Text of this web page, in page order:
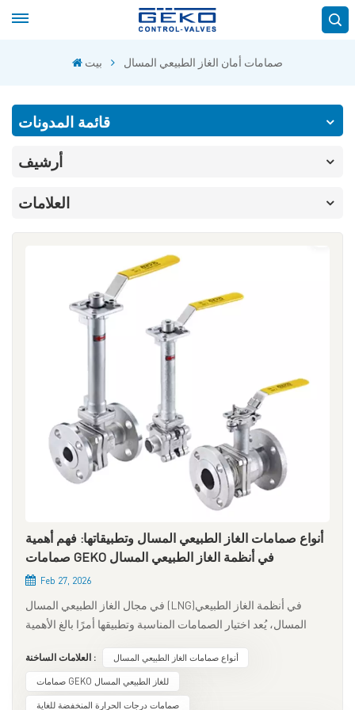
بيت صمامات أمان الغاز الطبيعي المسال
قائمة المدونات
أرشيف
العلامات
أنواع صمامات الغاز الطبيعي المسال وتطبيقاتها: فهم أهمية
صمامات GEKO في أنظمة الغاز الطبيعي المسال
Feb 27, 2026
في مجال الغاز الطبيعي المسال (LNG)في أنظمة الغاز الطبيعي
المسال، يُعد اختيار الصمامات المناسبة وتطبيقها أمرًا بالغ الأهمية
واسع في مختلف مراحل إنتاج الغاز الطبيعي المسال، بدءًا من
التخزين وحتى النقل. ومن بين أبرز العلامات التجارية لحلول صمامات
الغاز الطبيعي المسال، تبرز GEKO بفضل ابتكاراتها ومعاييرها العالية
العلامات الساخنة :
أنواع صمامات الغاز الطبيعي المسال
صمامات GEKO للغاز الطبيعي المسال
صمامات درجات الحرارة المنخفضة للغاية